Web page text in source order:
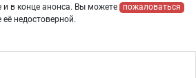
и в конце анонса. Вы можете
пожаловаться
её недостоверной.